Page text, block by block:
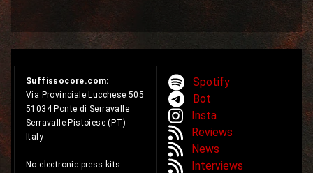
Suffissocore.com:
Via Provinciale Lucchese 505
51034 Ponte di Serravalle
Serravalle Pistoiese (PT)
Italy
No electronic press kits.
Spotify
Bot
Insta
Reviews
News
Interviews